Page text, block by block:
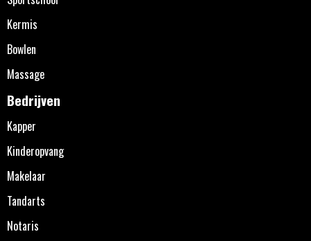
Kermis
Bowlen
Massage
Bedrijven
Kapper
Kinderopvang
Makelaar
Tandarts
Notaris